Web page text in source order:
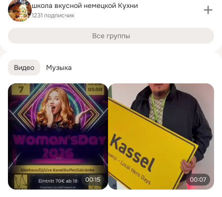
Видео Музыка
00:15 00:07
школа вкусной немецкой Кухни
1231 подписчик
Все группы